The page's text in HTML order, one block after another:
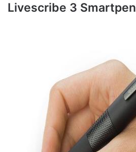
Livescribe 3 Smartpen